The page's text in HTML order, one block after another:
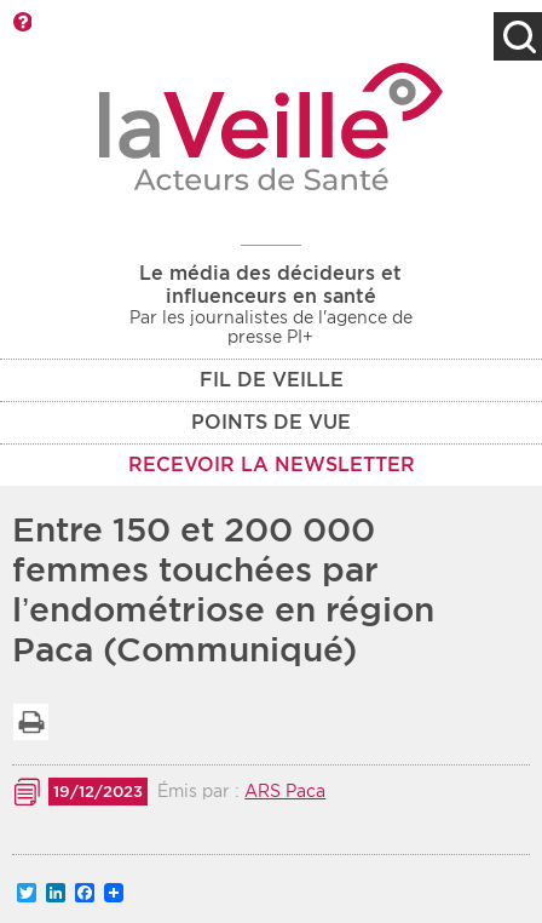
Le média des décideurs et
influenceurs en santé
Par les journalistes de l'agence de
presse PI+
FIL DE VEILLE
POINTS DE VUE
RECEVOIR LA NEWSLETTER
Rendez-vous des 7
prochains jours
Recherche par mots clés
Type d'information
Rendez-vous
Protection sociale
Médico-social
Zone géographique
Période
Choisir une date de débutChoisir une date de finChronologique
Entre 150 et 200 000
femmes touchées par
l’endométriose en région
Paca (Communiqué)
19/12/2023 Émis par : ARS Paca
TwitterLinkedInFacebook